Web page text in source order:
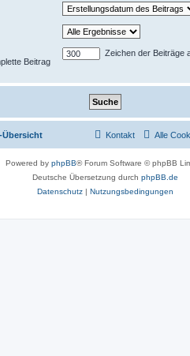
Beitrag
Zeichen der Beiträge
Übersicht Alle
Kontakt
Powered by phpBB® Forum Software © phpBB
Deutsche Übersetzung durch phpBB.de
Datenschutz | Nutzungsbedingungen